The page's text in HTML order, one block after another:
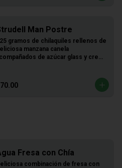
Man Postre
gramos de chilaquiles rellenos de
manzana canela
de azúcar glass y crema
Fresa con Chía
combinación de fresa con